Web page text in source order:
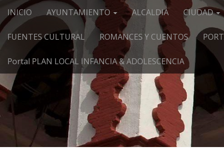
Menú principal
Saltar al contenido
INICIO AYUNTAMIENTO ALCALDIA CIUDAD
FUENTES CULTURAL ROMANCES Y CUENTOS
Portal PLAN LOCAL INFANCIA & ADOLESCENCIA